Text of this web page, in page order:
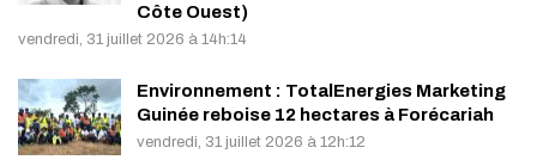
Côte Ouest)
vendredi, 31 juillet 2026 à 14h:14
Environnement : TotalEnergies Marketing
Guinée reboise 12 hectares à Forécariah
vendredi, 31 juillet 2026 à 12h:12